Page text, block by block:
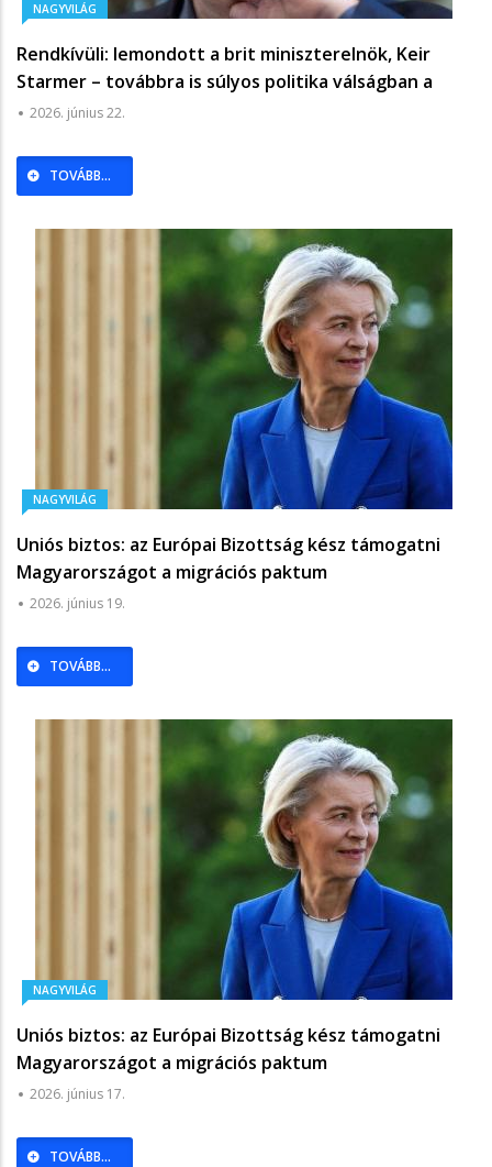
NAGYVILÁG
Rendkívüli: lemondott a brit miniszterelnök, Keir
Starmer – továbbra is súlyos politika válságban a
szigetország - Világgazdaság
2026. június 22.
TOVÁBB...
NAGYVILÁG
Uniós biztos: az Európai Bizottság kész támogatni
Magyarországot a migrációs paktum
végrehajtásában
2026. június 19.
TOVÁBB...
NAGYVILÁG
Uniós biztos: az Európai Bizottság kész támogatni
Magyarországot a migrációs paktum
végrehajtásában
2026. június 17.
TOVÁBB...